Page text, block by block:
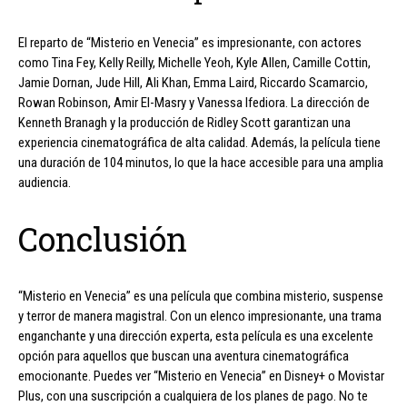
El reparto de “Misterio en Venecia” es impresionante, con actores
como Tina Fey, Kelly Reilly, Michelle Yeoh, Kyle Allen, Camille Cottin,
Jamie Dornan, Jude Hill, Ali Khan, Emma Laird, Riccardo Scamarcio,
Rowan Robinson, Amir El-Masry y Vanessa Ifediora. La dirección de
Kenneth Branagh y la producción de Ridley Scott garantizan una
experiencia cinematográfica de alta calidad. Además, la película tiene
una duración de 104 minutos, lo que la hace accesible para una amplia
audiencia.
Conclusión
“Misterio en Venecia” es una película que combina misterio, suspense
y terror de manera magistral. Con un elenco impresionante, una trama
enganchante y una dirección experta, esta película es una excelente
opción para aquellos que buscan una aventura cinematográfica
emocionante. Puedes ver “Misterio en Venecia” en Disney+ o Movistar
Plus, con una suscripción a cualquiera de los planes de pago. No te